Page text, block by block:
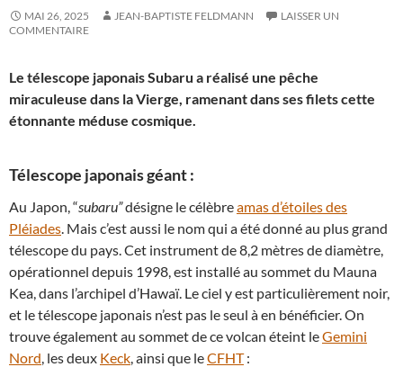
MAI 26, 2025 JEAN-BAPTISTE FELDMANN
LAISSER UN
COMMENTAIRE
Le télescope japonais Subaru a réalisé une pêche
miraculeuse dans la Vierge, ramenant dans ses filets cette
étonnante méduse cosmique.
Télescope japonais géant :
Au Japon, “subaru”désigne le célèbreamas d’étoiles des
Pléiades. Mais c’est aussi le nom qui a été donné au plus grand
télescope du pays. Cet instrument de 8,2 mètres de diamètre,
opérationnel depuis 1998, est installé au sommet du Mauna
Kea, dans l’archipel d’Hawaï. Le ciel y est particulièrement noir,
et le télescope japonais n’est pas le seul à en bénéficier. On
trouve également au sommet de ce volcan éteint leGemini
Nord, les deux Keck, ainsi que leCFHT: